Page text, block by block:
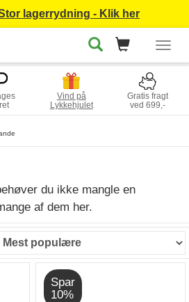
lagerrydning - Klik her
Vind på
Lykkehjulet
Gratis fragt
ved 699,-
du ikke mangle en
af dem her.
Spar
10%